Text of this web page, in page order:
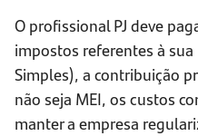
O profissional PJ deve
impostos referentes à
Simples), a contribuição
não seja MEI, os custos
manter a empresa